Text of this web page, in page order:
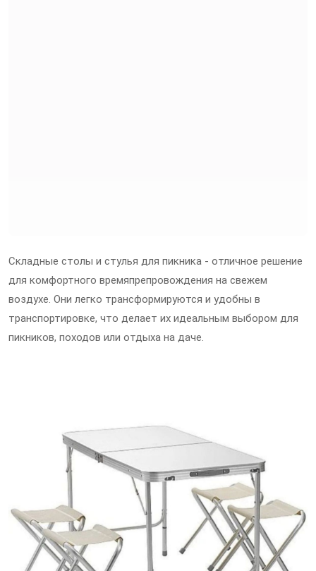
Складные столы и стулья для пикника - отличное решение
для комфортного времяпрепровождения на свежем
воздухе. Они легко трансформируются и удобны в
транспортировке, что делает их идеальным выбором для
пикников, походов или отдыха на даче.